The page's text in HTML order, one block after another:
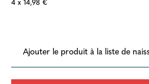
Ajouter le produit à la liste de